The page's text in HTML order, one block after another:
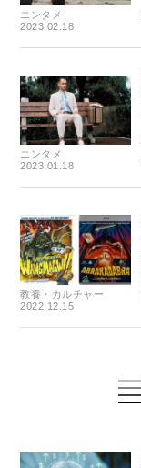
エンタメ
2023.02.18
エンタメ
2023.01.18
教養・カルチャー
2022.12.15